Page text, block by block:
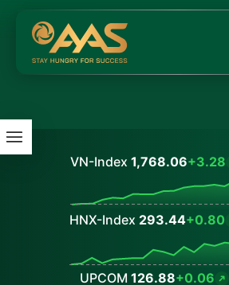
VN-Index 1,768.06+3.28
HNX-Index 293.44+0.80
UPCOM 126.88+0.06